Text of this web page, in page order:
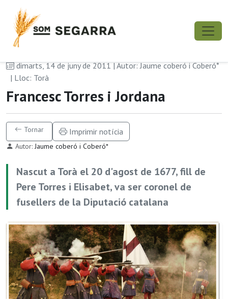
dimarts, 14 de juny de 2011 | Autor: Jaume coberó i Coberó*
| Lloc: Torà
Francesc Torres i Jordana
Tornar Imprimir notícia
Autor: Jaume coberó i Coberó*
Nascut a Torà el 20 d'agost de 1677, fill de
Pere Torres i Elisabet, va ser coronel de
fusellers de la Diputació catalana